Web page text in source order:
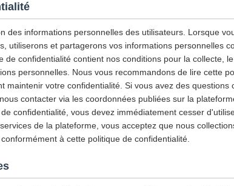
des informations personnelles des utilisateurs. Lorsque
utiliserons et partagerons vos informations personnelles
de confidentialité contient nos conditions pour la collecte,
personnelles. Nous vous recommandons de lire cette
maintenir votre confidentialité. Si vous avez des questions
contacter via les coordonnées publiées sur la
confidentialité, vous devez immédiatement cesser
de la plateforme, vous acceptez que nous
à cette politique de confidentialité.